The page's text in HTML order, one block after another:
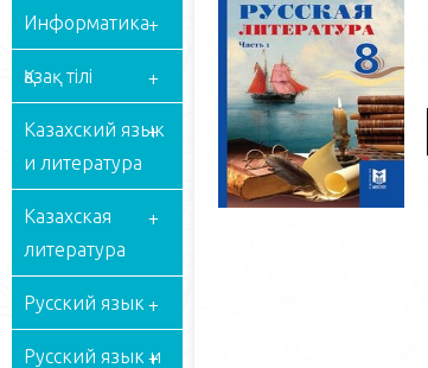
Информатика
Қазақ тілі
Казахский язык
и литература
Казахская
литература
Русский язык
Русский язык и